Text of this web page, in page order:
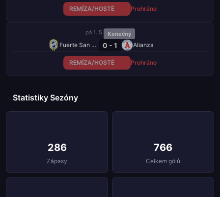
REMÍZA/HOSTÉ Prohráno
pá 1. 5. Konečný
Fuerte San Francisco 0 - 1 Alianza
REMÍZA/HOSTÉ Prohráno
Statistiky Sezóny
286
Zápasy
766
Celkem gólů